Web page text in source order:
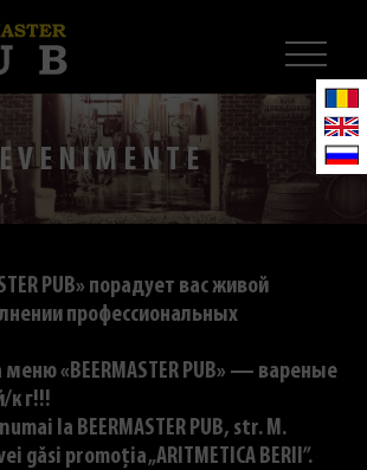
EVENIMENTE
PUB» порадует вас живой
профессиональных
«BEERMASTER PUB» — вареные
к г!!!
la BEERMASTER PUB, str. M.
găsi promoția „ARITMETICA BERII”.